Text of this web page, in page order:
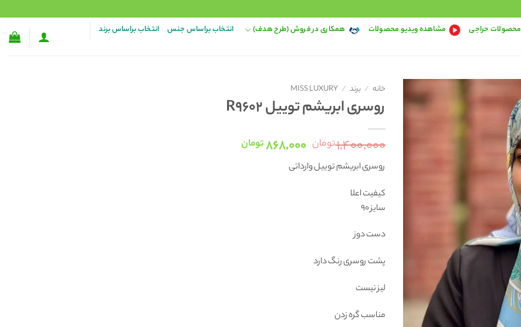
محصولات حراجی مشاهده ویدیو محصولات همکاری در فروش (طرح هدف) انتخاب براساس جنس انتخاب براساس برند
خانه / برند /
MISS LUXURY
روسری ابریشم توییل R9602
۱,۴۰۰,۰۰۰تومان قیمت
اصلی:
۸۶۸,۰۰۰تومانقیمت
روسری ابریشم توییل وارداتی
کیفیت اعلا
سایز ۹۰
دست دوز
پشت روسری رنگ دارد
لیز نیست
مناسب گره زدن